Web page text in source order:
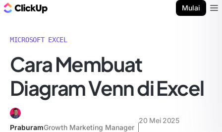
Mulai
MICROSOFT EXCEL
Cara Membuat
Diagram Venn di Excel
PraburamGrowth Marketing Manager
20 Mei 2025